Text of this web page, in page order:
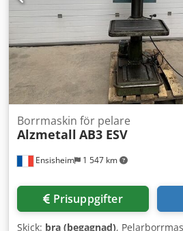
kan inspekteras och testas när
speditör: ca 190 €. Internationella
får en faktura med specificerad
Inspektion/hämtning är möjligt
adressen 42855 Remscheid.
Remscheid, fritt lastad. Med
data och mellanförsäljning.
Ensisheim 1 547 km
Borrmaskin för pelare
Alzmetall AB3 ESV
Prisuppgifter
Skick: bra (begagnad),